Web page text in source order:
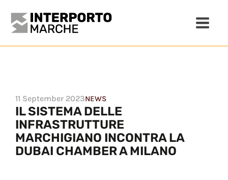
11 September 2023NEWS
IL SISTEMA DELLE
INFRASTRUTTURE
MARCHIGIANO INCONTRA LA
DUBAI CHAMBER A MILANO